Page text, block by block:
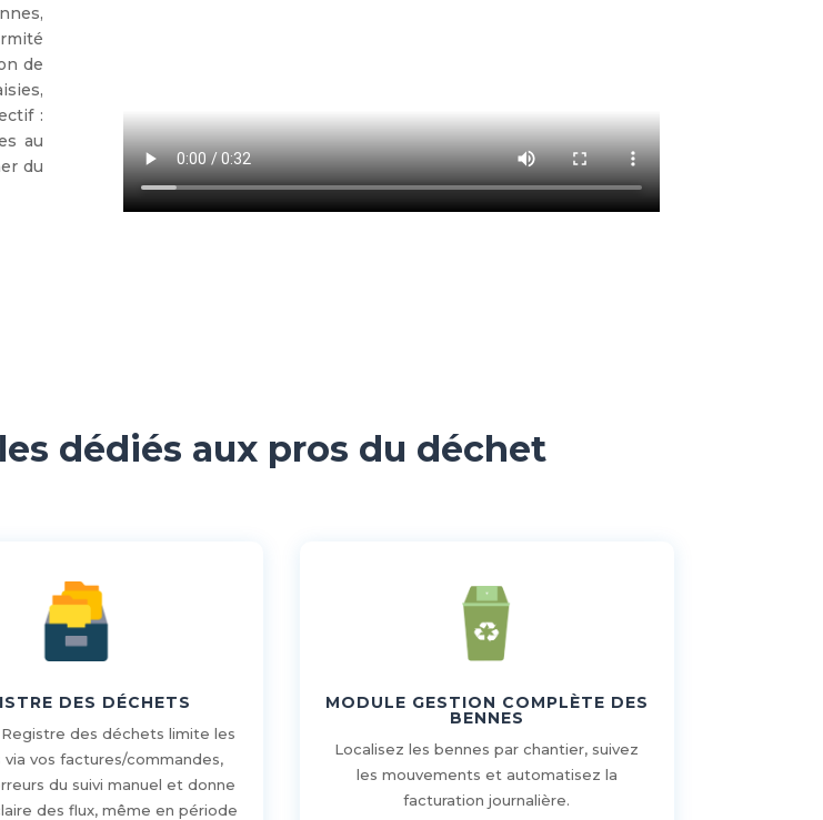
de
:
au
du
dédiés aux pros du déchet
DES DÉCHETS
des déchets limite les
via vos factures/commandes,
du suivi manuel et donne
des flux, même en période
MODULE GESTION COMPLÈTE DES
BENNES
Localisez les bennes par chantier, suivez
les mouvements et automatisez la
facturation journalière.